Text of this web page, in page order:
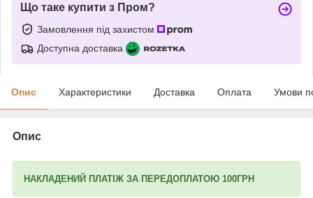
Що таке купити з Пром?
Замовлення під захистом
Доступна доставка
Опис Характеристики Доставка Оплата Умови
Опис
НАКЛАДЕНИЙ ПЛАТІЖ ЗА ПЕРЕДОПЛАТОЮ 100ГРН